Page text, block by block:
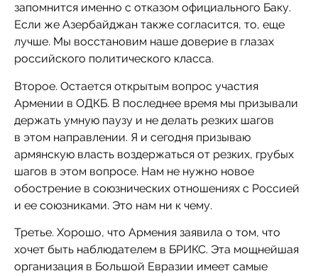
запомнится именно с отказом официального Баку.
Если же Азербайджан также согласится, то, еще
лучше. Мы восстановим наше доверие в глазах
российского политического класса.
Второе. Остается открытым вопрос участия
Армении в ОДКБ. В последнее время мы призывали
держать умную паузу и не делать резких шагов
в этом направлении. Я и сегодня призываю
армянскую власть воздержаться от резких, грубых
шагов в этом вопросе. Нам не нужно новое
обострение в союзнических отношениях с Россией
и ее союзниками. Это нам ни к чему.
Третье. Хорошо, что Армения заявила о том, что
хочет быть наблюдателем в БРИКС. Эта мощнейшая
организация в Большой Евразии имеет самые